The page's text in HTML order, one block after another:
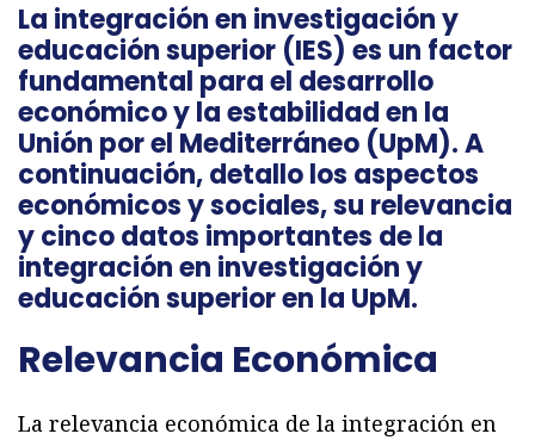
La integración en investigación y
educación superior (IES) es un factor
fundamental para el desarrollo
económico y la estabilidaden la
Unión por el Mediterráneo (UpM). A
continuación, detallo los aspectos
económicos y sociales, su relevancia
y cinco datos importantes de la
integración en investigación y
educación superior en la UpM.
Relevancia Económica
La relevancia económica de la integración en